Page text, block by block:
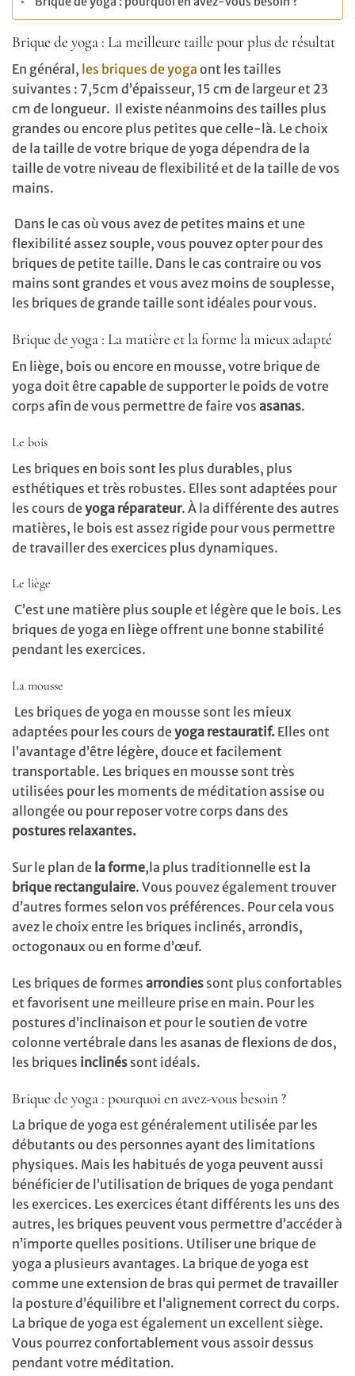
Brique de yoga : La meilleure taille pour plus de résultat
En général, les briques de yoga ont les tailles
suivantes : 7,5cm d’épaisseur, 15 cm de largeur et 23
cm de longueur. Il existe néanmoins des tailles plus
grandes ou encore plus petites que celle-là. Le choix
de la taille de votre brique de yoga dépendra de la
taille de votre niveau de flexibilité et de la taille de vos
mains.
Dans le cas où vous avez de petites mains et une
flexibilité assez souple, vous pouvez opter pour des
briques de petite taille. Dans le cas contraire ou vos
mains sont grandes et vous avez moins de souplesse,
les briques de grande taille sont idéales pour vous.
Brique de yoga : La matière et la forme la mieux adapté
En liège, bois ou encore en mousse, votre brique de
yoga doit être capable de supporter le poids de votre
corps afin de vous permettre de faire vos asanas.
Le bois
Les briques en bois sont les plus durables, plus
esthétiques et très robustes. Elles sont adaptées pour
les cours deyoga réparateur. À la différente des autres
matières, le bois est assez rigide pour vous permettre
de travailler des exercices plus dynamiques.
Le liège
C’est une matière plus souple et légère que le bois. Les
briques de yoga en liège offrent une bonne stabilité
pendant les exercices.
La mousse
Les briques de yoga en mousse sont les mieux
adaptées pour les cours deyoga restauratif. Elles ont
l’avantage d’être légère, douce et facilement
transportable. Les briques en mousse sont très
utilisées pour les moments de méditation assise ou
allongée ou pour reposer votre corps dans des
postures relaxantes.
Sur le plan de la forme,la plus traditionnelle est la
brique rectangulaire. Vous pouvez également trouver
d’autres formes selon vos préférences. Pour cela vous
avez le choix entre les briques inclinés, arrondis,
octogonaux ou en forme d’œuf.
Les briques de formes arrondies sont plus confortables
et favorisent une meilleure prise en main. Pour les
postures d’inclinaison et pour le soutien de votre
colonne vertébrale dans les asanas de flexions de dos,
les briques inclinés sont idéals.
Brique de yoga : pourquoi en avez-vous besoin ?
La brique de yoga est généralement utilisée par les
débutants ou des personnes ayant des limitations
physiques. Mais les habitués de yoga peuvent aussi
bénéficier de l’utilisation de briques de yoga pendant
les exercices. Les exercices étant différents les uns des
autres, les briques peuvent vous permettre d’accéder à
n’importe quelles positions. Utiliser une brique de
yoga a plusieurs avantages. La brique de yoga est
comme une extension de bras qui permet de travailler
la posture d’équilibre et l’alignement correct du corps.
La brique de yoga est également un excellent siège.
Vous pourrez confortablement vous assoir dessus
pendant votre méditation.